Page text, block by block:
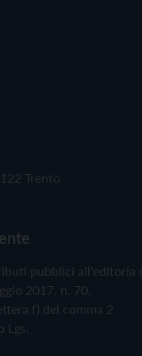
Trento
pubblici all'editoria
2017, n. 70.
f) del comma 2
Lgs.